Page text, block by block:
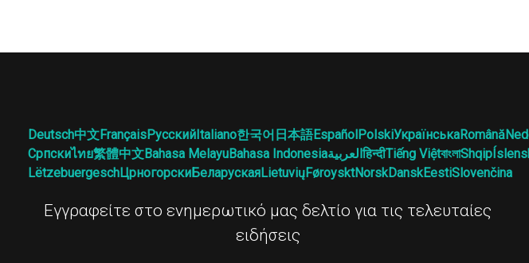
Deutsch中文FrançaisРусскийItaliano한국어 日本語EspañolPolskiУкраїнськаRomână
Српскиไทย繁體中文Bahasa MelayuBahasa Indonesiaالعربيةहिन्दीTiếng ViệtবাংলাShqip
LëtzebuergeschЦрногорскиБеларускаяLietuviųFøroysktNorskDanskEestiSlovenčina
Εγγραφείτε στο ενημερωτικό μας δελτίο για τις τελευταίες
ειδήσεις